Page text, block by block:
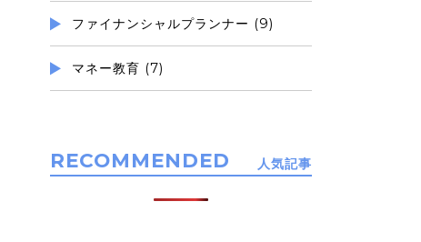
ファイナンシャルプランナー (9)
マネー教育 (7)
RECOMMENDED 人気記事